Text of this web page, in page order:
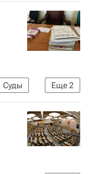
Еще2
Суды